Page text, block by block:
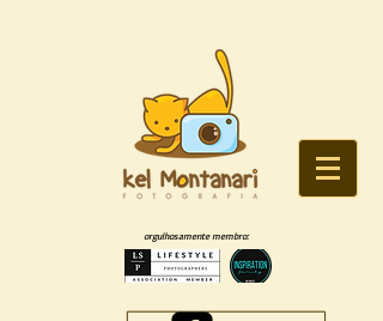
orgulhosamente membro: